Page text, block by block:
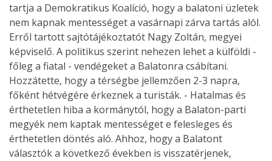
tartja a Demokratikus Koalíció, hogy a balatoni üzletek
nem kapnak mentességet a vasárnapi zárva tartás alól.
Erről tartott sajtótájékoztatót Nagy Zoltán, megyei
képviselő. A politikus szerint nehezen lehet a külföldi -
főleg a fiatal - vendégeket a Balatonra csábítani.
Hozzátette, hogy a térségbe jellemzően 2-3 napra,
főként hétvégére érkeznek a turisták. - Hatalmas és
érthetetlen hiba a kormánytól, hogy a Balaton-parti
megyék nem kaptak mentességet e felesleges és
érthetetlen döntés aló. Ahhoz, hogy a Balatont
választók a következő években is visszatérjenek,